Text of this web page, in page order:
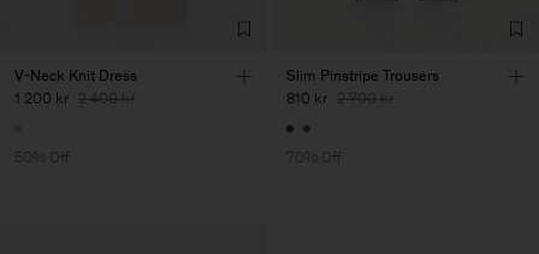
V-Neck Knit Dress
1 200 kr 2 400 kr
50% Off
Slim Pinstripe Trousers
810 kr 2 700 kr
70% Off